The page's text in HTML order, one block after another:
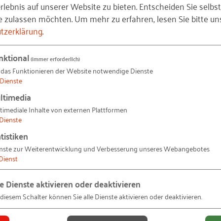
und halten
finden,
auf unserer Website zu bieten. Entscheiden Sie
zulassen möchten.Um mehr zu erfahren, lesen Sie bitte
.
(immer erforderlich)
Funktionieren der Website notwendige Dienste
Dienste
Inhalte von externen Plattformen
Dienste
zur Weiterentwicklung und Verbesserung unseres Webangebotes
Dienste aktivieren oder deaktivieren
Schalter können Sie alle Dienste aktivieren oder deaktivieren.